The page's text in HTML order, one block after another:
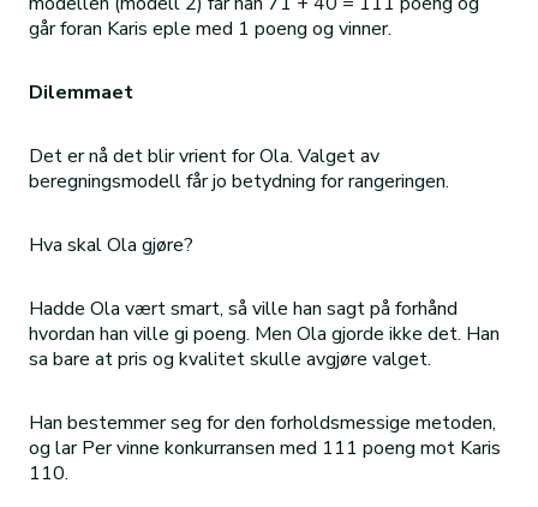
går foran Karis eple med 1 poeng og vinner.
Dilemmaet
Det er nå det blir vrient for Ola. Valget av
beregningsmodell får jo betydning for rangeringen.
Hva skal Ola gjøre?
Hadde Ola vært smart, så ville han sagt på forhånd
hvordan han ville gi poeng. Men Ola gjorde ikke det. Han
sa bare at pris og kvalitet skulle avgjøre valget.
Han bestemmer seg for den forholdsmessige metoden,
og lar Per vinne konkurransen med 111 poeng mot Karis
110.